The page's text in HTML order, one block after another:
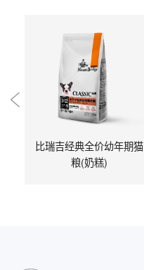
比瑞吉经典全价幼年期猫
粮(奶糕)